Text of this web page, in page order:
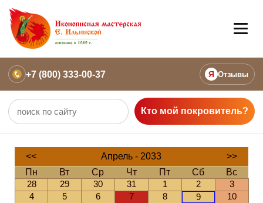
+7 (800) 333-00-37 Я Отзывы
Кто мой покровитель?
<< Апрель - 2033
>>
Пн
Вт Ср Чт Пт Сб
Вс
28
29 30 31 1 2
3
4
5 6 7 8 9
10